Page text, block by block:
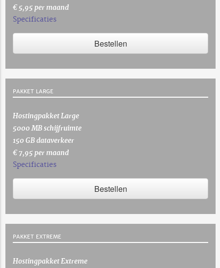
€ 5,95 per maand
Specificaties
Bestellen
PAKKET LARGE
Hostingpakket Large
5000 MB schijfruimte
150 GB dataverkeer
€ 7,95 per maand
Specificaties
Bestellen
PAKKET EXTREME
Hostingpakket Extreme